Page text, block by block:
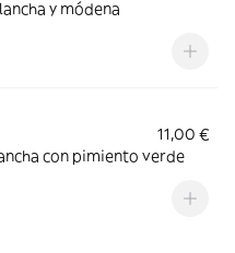
y módena
11,00 €
con pimiento verde